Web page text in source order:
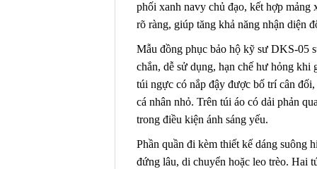
phối xanh navy chủ đạo, kết hợp mảng
rõ ràng, giúp tăng khả năng nhận diện
Mẫu đồng phục bảo hộ kỹ sư DKS-05
chắn, dễ sử dụng, hạn chế hư hỏng khi
túi ngực có nắp đậy được bố trí cân
cá nhân nhỏ. Trên túi áo có dải phản
trong điều kiện ánh sáng yếu.
Phần quần đi kèm thiết kế dáng suông
đứng lâu, di chuyển hoặc leo trèo. Hai